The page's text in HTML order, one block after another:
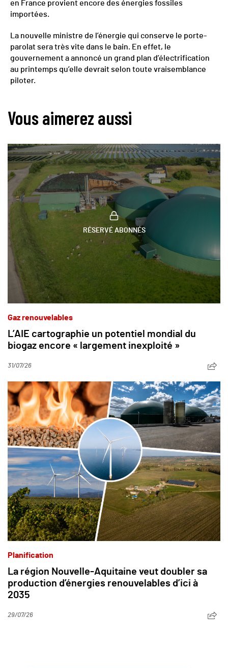
en France provient encore des énergies fossiles
importées.
La nouvelle ministre de l’énergie qui conserve le porte-
parolat sera très vite dans le bain. En effet, le
gouvernement a annoncé un grand plan d’électrification
au printemps qu’elle devrait selon toute vraisemblance
piloter.
Vous aimerez aussi
RÉSERVÉ ABONNÉS
Gaz renouvelables
L’AIE cartographie un potentiel mondial du
biogaz encore « largement inexploité »
31/07/26
Planification
La région Nouvelle-Aquitaine veut doubler sa
production d’énergies renouvelables d’ici à
2035
29/07/26